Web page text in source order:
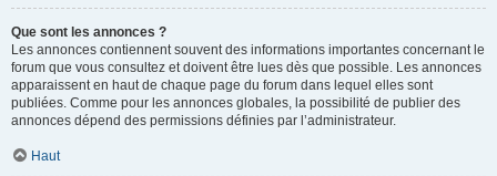
Que sont les annonces ?
Les annonces contiennent souvent des informations importantes concernant le
forum que vous consultez et doivent être lues dès que possible. Les annonces
apparaissent en haut de chaque page du forum dans lequel elles sont
publiées. Comme pour les annonces globales, la possibilité de publier des
annonces dépend des permissions définies par l’administrateur.
Haut